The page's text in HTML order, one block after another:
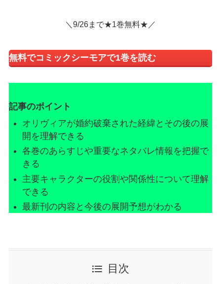
＼9/26まで★1巻無料★／
無料でコミックシーモアで1巻を読む
記事のポイント
オリヴィアが婚約破棄された経緯とその後の展
開を理解できる
各巻のあらすじや重要なネタバレ情報を把握で
きる
主要キャラクターの役割や関係性について理解
できる
最新刊の内容と今後の展開予想がわかる
目次